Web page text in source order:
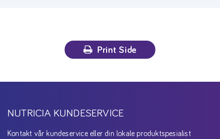
Print Side
NUTRICIA KUNDESERVICE
Kontakt vår kundeservice eller din lokale produktspesialist